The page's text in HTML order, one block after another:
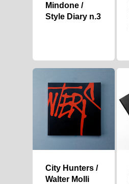
Mindone /
Style Diary n.3
City Hunters /
Walter Molli